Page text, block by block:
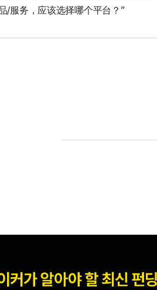
/服务，应该选择哪个平台？”